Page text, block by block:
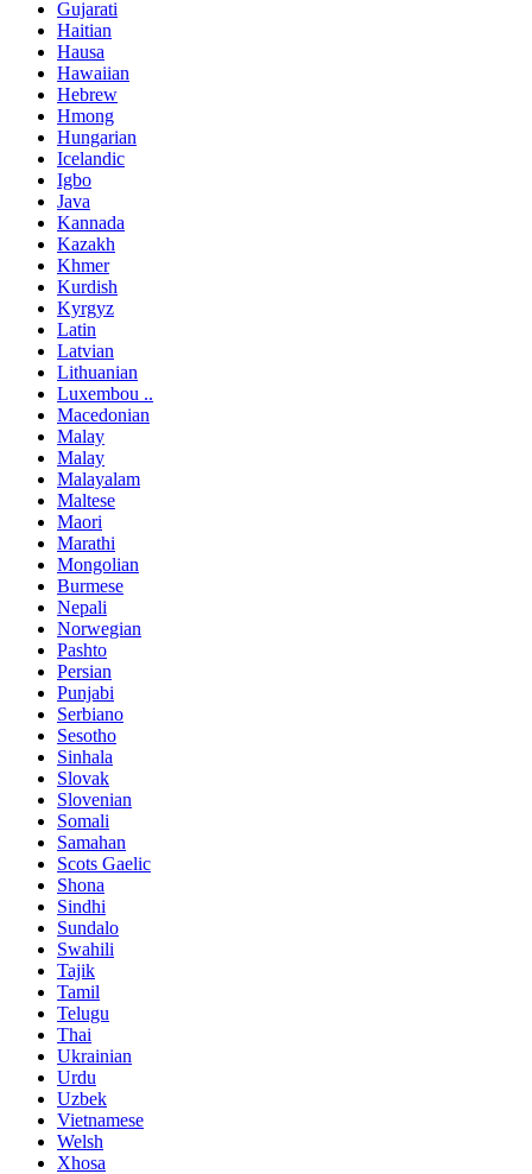
Gujarati
Haitian
Hausa
Hawaiian
Hebrew
Hmong
Hungarian
Icelandic
Igbo
Java
Kannada
Kazakh
Khmer
Kurdish
Kyrgyz
Latin
Latvian
Lithuanian
Luxembou ..
Macedonian
Malay
Malay
Malayalam
Maltese
Maori
Marathi
Mongolian
Burmese
Nepali
Norwegian
Pashto
Persian
Punjabi
Serbiano
Sesotho
Sinhala
Slovak
Slovenian
Somali
Samahan
Scots Gaelic
Shona
Sindhi
Sundalo
Swahili
Tajik
Tamil
Telugu
Thai
Ukrainian
Urdu
Uzbek
Vietnamese
Welsh
Xhosa